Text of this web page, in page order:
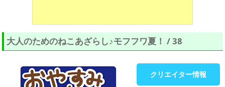
大人のためのねこあざらし♪モフフワ夏！ / 38
クリエイター情報